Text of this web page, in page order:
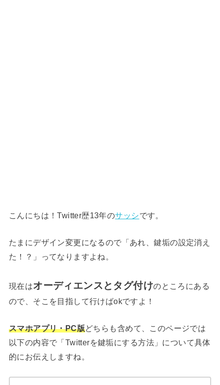
こんにちは！Twitter歴13年のサッシです。
たまにデザイン変更になるので「あれ、鍵垢の設定消え
た！？」ってなりますよね。
現在はオーディエンスとタグ付けのところにある
ので、そこを目指して行けばokですよ！
スマホアプリ・PC版どちらも含めて、このページでは
以下の内容で「Twitterを鍵垢にする方法」について具体
的にお伝えしますね。